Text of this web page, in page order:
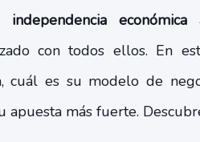
económica
con todos ellos. En
cuál es su modelo de
apuesta más fuerte.